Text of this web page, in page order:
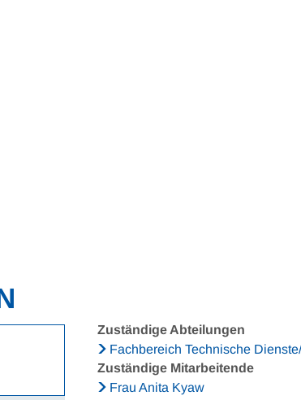
Zuständige Abteilungen
Fachbereich Technische
Zuständige Mitarbeitende
Frau Anita Kyaw